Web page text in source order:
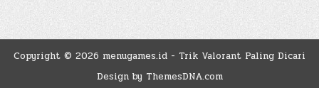
Copyright © 2026 menugames.id - Trik Valorant Paling Dicari
Design by ThemesDNA.com